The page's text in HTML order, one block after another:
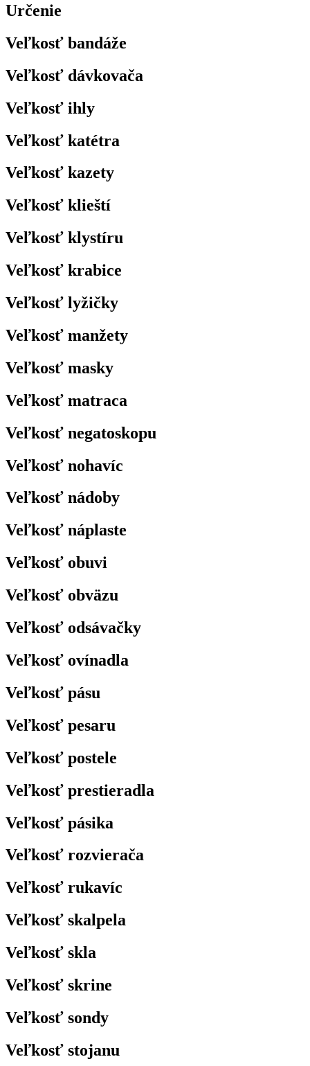
Určenie
Veľkosť bandáže
Veľkosť dávkovača
Veľkosť ihly
Veľkosť katétra
Veľkosť kazety
Veľkosť klieští
Veľkosť klystíru
Veľkosť krabice
Veľkosť lyžičky
Veľkosť manžety
Veľkosť masky
Veľkosť matraca
Veľkosť negatoskopu
Veľkosť nohavíc
Veľkosť nádoby
Veľkosť náplaste
Veľkosť obuvi
Veľkosť obväzu
Veľkosť odsávačky
Veľkosť ovínadla
Veľkosť pásu
Veľkosť pesaru
Veľkosť postele
Veľkosť prestieradla
Veľkosť pásika
Veľkosť rozvierača
Veľkosť rukavíc
Veľkosť skalpela
Veľkosť skla
Veľkosť skrine
Veľkosť sondy
Veľkosť stojanu